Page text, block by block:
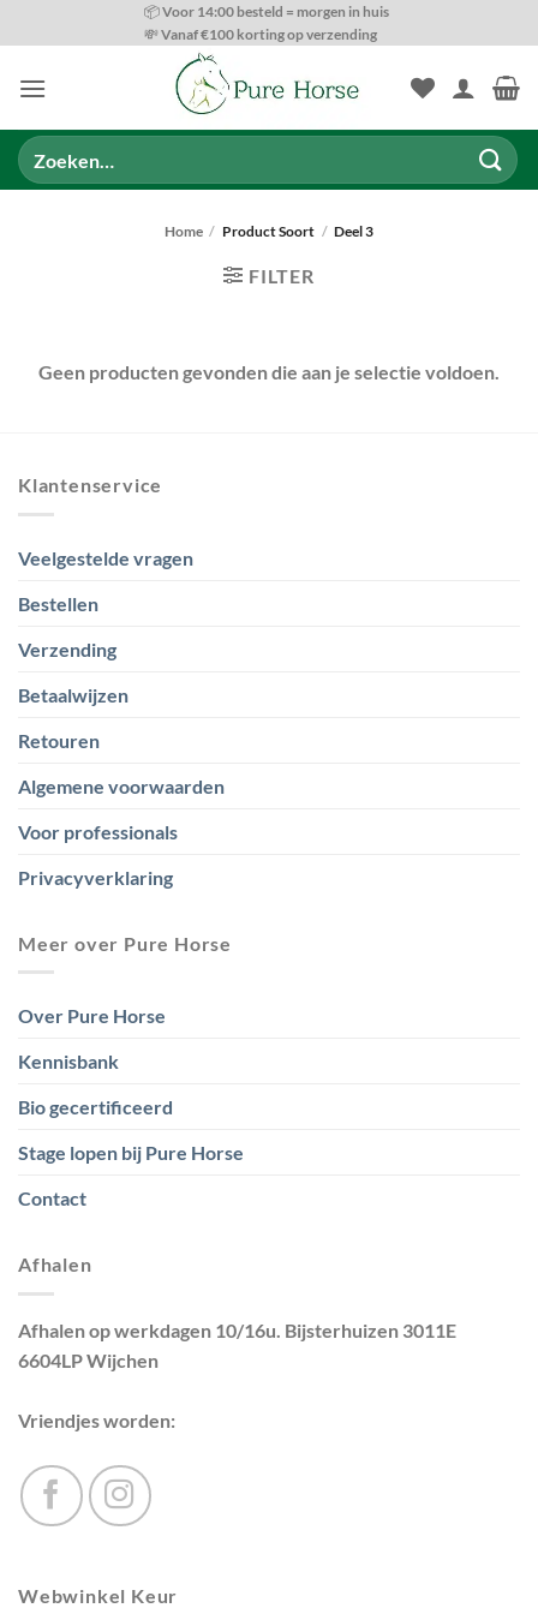
naar
📦 Voor 14:00 besteld = morgen in huis
💸 Vanaf €100 korting op verzending
Zoeken
naar:
Home / Product Soort / Deel 3
FILTER
FILTER
Geen producten gevonden die aan je selectie voldoen.
Klantenservice
Veelgestelde vragen
Bestellen
Verzending
Betaalwijzen
Retouren
Algemene voorwaarden
Voor professionals
Privacyverklaring
Meer over Pure Horse
Over Pure Horse
Kennisbank
Bio gecertificeerd
Stage lopen bij Pure Horse
Contact
Afhalen
Afhalen op werkdagen 10/16u. Bijsterhuizen 3011E
6604LP Wijchen
Vriendjes worden:
Webwinkel Keur